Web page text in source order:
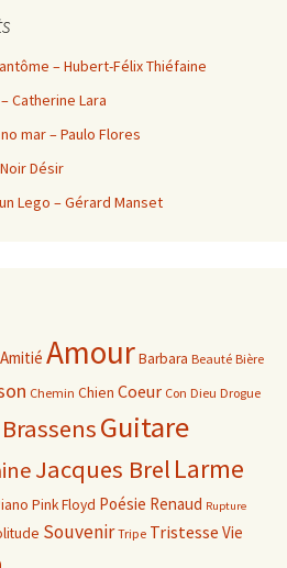
– Hubert-Félix Thiéfaine
Catherine Lara
mar – Paulo Flores
Désir
Lego – Gérard Manset
Amitié AmourBarbara Beauté Bière
Chemin Chien Coeur Con Dieu Drogue
Guitare
Jacques Brel Larme
Pink Floyd Poésie Renaud Rupture
Souvenir Tripe Tristesse Vie